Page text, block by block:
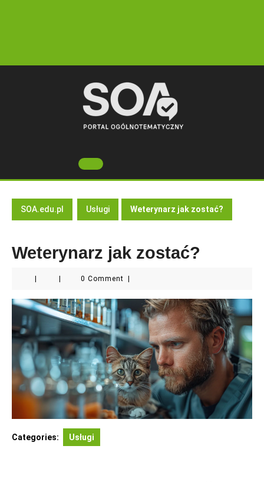
Open
Button
SOA.edu.pl Usługi Weterynarz jak zostać?
Weterynarz jak zostać?
0 Comment
Categories: Usługi